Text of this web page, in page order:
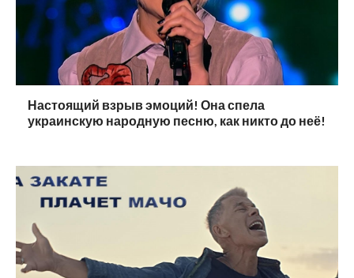
Настоящий взрыв эмоций! Она спела
украинскую народную песню, как никто до неё!